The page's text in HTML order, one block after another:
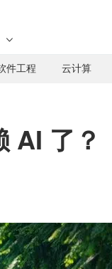

件工程 云计算
AI 了？